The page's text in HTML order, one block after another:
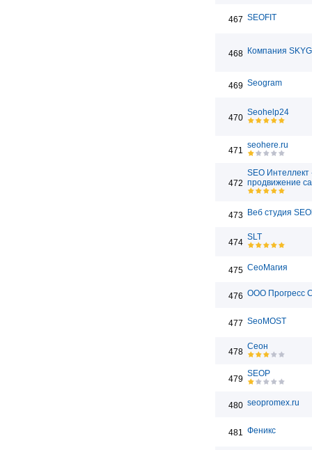
467 SEOFIT
468 Компания
469 Seogram
470
Seohelp24
471
seohere.ru
472
SEO Интеллект
продвижение
473 Веб студия
474
SLT
475 СеоМагия
476 ООО Прогресс
477 SeoMOST
478
Сеон
479
SEOP
480 seopromex.ru
481 Феникс